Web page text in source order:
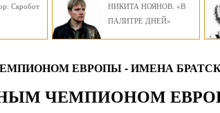
Скробот
НИКИТА НОЯНОВ. «В
ПАЛИТРЕ ДНЕЙ»
ЕВРОПЫ - ИМЕНА
ЧЕМПИОНОМ